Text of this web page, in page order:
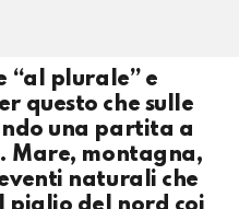
“al plurale” e
questo che sulle
una partita a
Mare, montagna,
naturali che